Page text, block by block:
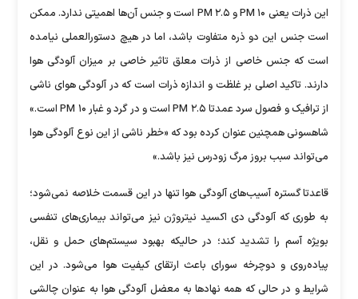
این ذرات یعنی PM ۱۰ و PM ۲.۵ است و جنس آن‌ها اهمیتی ندارد. ممکن
است جنس این دو ذره متفاوت باشد، اما در هیچ دستورالعملی نیامده
است که جنس خاصی از ذرات معلق تاثیر خاصی بر میزان آلودگی هوا
دارند. تاکید اصلی بر غلظت و اندازه ذرات است که در آلودگی هوای ناشی
از ترافیک و فصول سرد عمدتا PM ۲.۵ است و در گرد و غبار PM ۱۰ است.»
شاهسونی همچنین عنوان کرده بود که «خطر ناشی از این نوع آلودگی هوا
می‌تواند سبب بروز مرگ زودرس نیز باشد.»
قاعدتا گستره آسیب‌های آلودگی هوا تنها در این قسمت خلاصه نمی‌شود؛
به طوری که آلودگی دی اکسید نیتروژن نیز می‌تواند بیماری‌های تنفسی
بویژه آسم را تشدید کند؛ در حالیکه بهبود سیستم‌های حمل و نقل،
پیاده‌روی و دوچرخه سورای باعث ارتقای کیفیت هوا می‌شود. در این
شرایط و در حالی که همه نهاد‌ها به معضل آلودگی هوا به عنوان چالشی